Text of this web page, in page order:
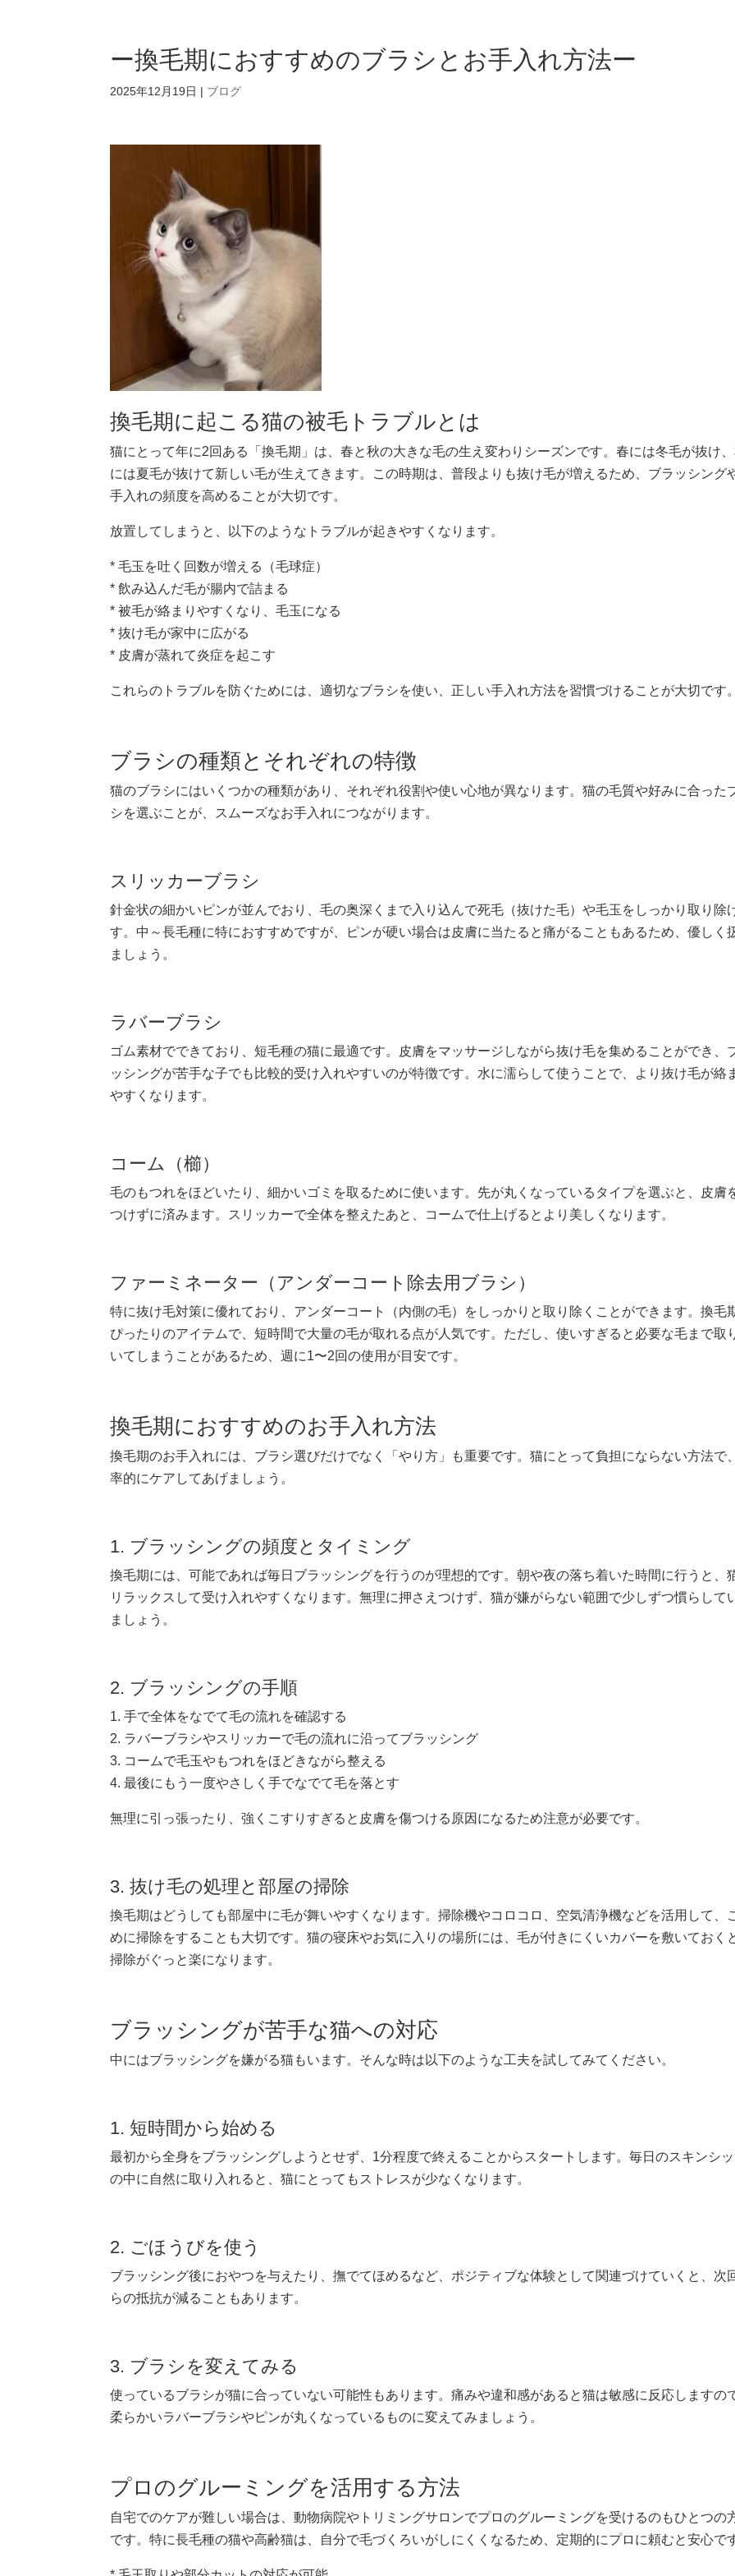
ー換毛期におすすめのブラシとお手入れ方法ー
2025年12月19日 | ブログ
換毛期に起こる猫の被毛トラブルとは
猫にとって年に2回ある「換毛期」は、春と秋の大きな毛の生え変わりシーズンです。春には冬毛が抜け
には夏毛が抜けて新しい毛が生えてきます。この時期は、普段よりも抜け毛が増えるため、ブラッシング
手入れの頻度を高めることが大切です。
放置してしまうと、以下のようなトラブルが起きやすくなります。
* 毛玉を吐く回数が増える（毛球症）
* 飲み込んだ毛が腸内で詰まる
* 被毛が絡まりやすくなり、毛玉になる
* 抜け毛が家中に広がる
* 皮膚が蒸れて炎症を起こす
これらのトラブルを防ぐためには、適切なブラシを使い、正しい手入れ方法を習慣づけることが大切です。
ブラシの種類とそれぞれの特徴
猫のブラシにはいくつかの種類があり、それぞれ役割や使い心地が異なります。猫の毛質や好みに合った
シを選ぶことが、スムーズなお手入れにつながります。
スリッカーブラシ
針金状の細かいピンが並んでおり、毛の奥深くまで入り込んで死毛（抜けた毛）や毛玉をしっかり取り除
す。中～長毛種に特におすすめですが、ピンが硬い場合は皮膚に当たると痛がることもあるため、優しく
ましょう。
ラバーブラシ
ゴム素材でできており、短毛種の猫に最適です。皮膚をマッサージしながら抜け毛を集めることができ、
ッシングが苦手な子でも比較的受け入れやすいのが特徴です。水に濡らして使うことで、より抜け毛が絡
やすくなります。
コーム（櫛）
毛のもつれをほどいたり、細かいゴミを取るために使います。先が丸くなっているタイプを選ぶと、皮膚
つけずに済みます。スリッカーで全体を整えたあと、コームで仕上げるとより美しくなります。
ファーミネーター（アンダーコート除去用ブラシ）
特に抜け毛対策に優れており、アンダーコート（内側の毛）をしっかりと取り除くことができます。換毛
ぴったりのアイテムで、短時間で大量の毛が取れる点が人気です。ただし、使いすぎると必要な毛まで取
いてしまうことがあるため、週に1〜2回の使用が目安です。
換毛期におすすめのお手入れ方法
換毛期のお手入れには、ブラシ選びだけでなく「やり方」も重要です。猫にとって負担にならない方法で
率的にケアしてあげましょう。
1. ブラッシングの頻度とタイミング
換毛期には、可能であれば毎日ブラッシングを行うのが理想的です。朝や夜の落ち着いた時間に行うと、
リラックスして受け入れやすくなります。無理に押さえつけず、猫が嫌がらない範囲で少しずつ慣らして
ましょう。
2. ブラッシングの手順
1. 手で全体をなでて毛の流れを確認する
2. ラバーブラシやスリッカーで毛の流れに沿ってブラッシング
3. コームで毛玉やもつれをほどきながら整える
4. 最後にもう一度やさしく手でなでて毛を落とす
無理に引っ張ったり、強くこすりすぎると皮膚を傷つける原因になるため注意が必要です。
3. 抜け毛の処理と部屋の掃除
換毛期はどうしても部屋中に毛が舞いやすくなります。掃除機やコロコロ、空気清浄機などを活用して、
めに掃除をすることも大切です。猫の寝床やお気に入りの場所には、毛が付きにくいカバーを敷いておく
掃除がぐっと楽になります。
ブラッシングが苦手な猫への対応
中にはブラッシングを嫌がる猫もいます。そんな時は以下のような工夫を試してみてください。
1. 短時間から始める
最初から全身をブラッシングしようとせず、1分程度で終えることからスタートします。毎日のスキンシ
の中に自然に取り入れると、猫にとってもストレスが少なくなります。
2. ごほうびを使う
ブラッシング後におやつを与えたり、撫でてほめるなど、ポジティブな体験として関連づけていくと、次
らの抵抗が減ることもあります。
3. ブラシを変えてみる
使っているブラシが猫に合っていない可能性もあります。痛みや違和感があると猫は敏感に反応しますの
柔らかいラバーブラシやピンが丸くなっているものに変えてみましょう。
プロのグルーミングを活用する方法
自宅でのケアが難しい場合は、動物病院やトリミングサロンでプロのグルーミングを受けるのもひとつの
です。特に長毛種の猫や高齢猫は、自分で毛づくろいがしにくくなるため、定期的にプロに頼むと安心で